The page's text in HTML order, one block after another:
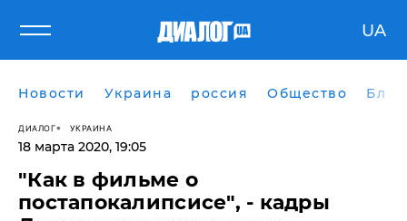
UA
Новости Украина россия Общество
ДИАЛОГ УКРАИНА
18 марта 2020, 19:05
​"Как в фильме о
постапокалипсисе", - кадры